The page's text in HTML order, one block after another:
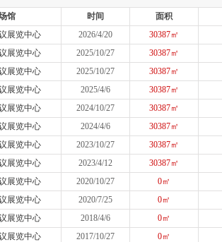
馆 时间 面积
展览中心 2026/4/20 30387㎡
展览中心 2025/10/27 30387㎡
展览中心 2025/10/27 30387㎡
展览中心 2025/4/6 30387㎡
展览中心 2024/10/27 30387㎡
展览中心 2024/4/6 30387㎡
展览中心 2023/10/27 30387㎡
展览中心 2023/4/12 30387㎡
展览中心 2020/10/27 0㎡
展览中心 2020/7/25 0㎡
展览中心 2018/4/6 0㎡
展览中心 2017/10/27 0㎡